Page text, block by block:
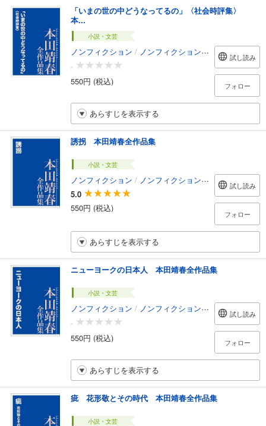
「いまの世の中どうなってるの」〈社会時評集〉
本...
小説・文芸
ノンフィクション / ノンフィクション・ドキュメンタリー
-
550円 (税込)
試し読み
フォロー
あらすじを表示する
誘拐 本田靖春全作品集
小説・文芸
ノンフィクション / ノンフィクション・ドキュメンタリー
5.0
550円 (税込)
試し読み
フォロー
あらすじを表示する
ニューヨークの日本人 本田靖春全作品集
小説・文芸
ノンフィクション / ノンフィクション・ドキュメンタリー
-
550円 (税込)
試し読み
フォロー
あらすじを表示する
疵 花形敬とその時代 本田靖春全作品集
小説・文芸